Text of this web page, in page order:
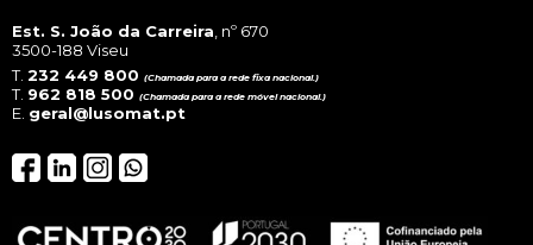
Est. S. João da Carreira , nº 670
3500-188 Viseu
T. 232 449 800 (Chamada para a rede fixa nacional.)
T. 962 818 500 (Chamada para a rede móvel nacional.)
E. geral@lusomat.pt